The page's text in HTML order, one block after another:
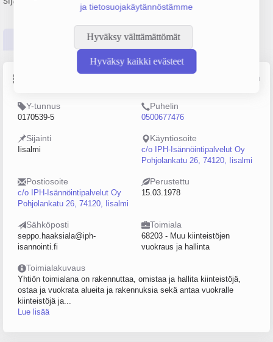
ja tietosuojakäytännöstämme
Hyväksy välttämättömät
Hyväksy kaikki evästeet
Tilinpäätösluvut Päättäjätiedot
Lähde: YTJ, PRH, Traficom
Y-tunnus
0170539-5
Puhelin
0500677476
Sijainti
Iisalmi
Käyntiosoite
c/o IPH-Isännöintipalvelut Oy
Pohjolankatu 26, 74120, Iisalmi
Postiosoite
c/o IPH-Isännöintipalvelut Oy
Pohjolankatu 26, 74120, Iisalmi
Perustettu
15.03.1978
Sähköposti
seppo.haaksiala@iph-
isannointi.fi
Toimiala
68203 - Muu kiinteistöjen
vuokraus ja hallinta
Toimialakuvaus
Yhtiön toimialana on rakennuttaa, omistaa ja hallita kiinteistöjä,
ostaa ja vuokrata alueita ja rakennuksia sekä antaa vuokralle
kiinteistöjä ja...
Lue lisää